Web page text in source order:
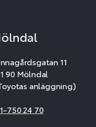
11
90 Mölndal
anläggning)
750 24 70